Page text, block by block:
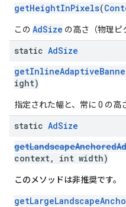
getHeightInPixels(
この AdSize の高さ（物理ピ
static AdSize
ight)
指定された幅と、常に 0 の高
static AdSize
context, int width)
このメソッドは非推奨です。